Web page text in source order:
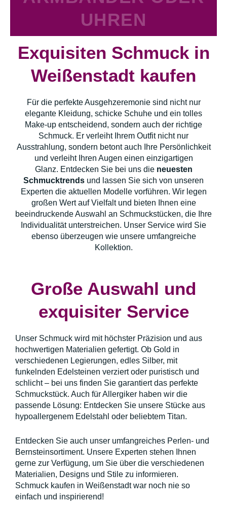
UHREN
Exquisiten Schmuck in
Weißenstadt kaufen
Für die perfekte Ausgehzeremonie sind nicht nur
elegante Kleidung, schicke Schuhe und ein tolles
Make-up entscheidend, sondern auch der richtige
Schmuck. Er verleiht Ihrem Outfit nicht nur
Ausstrahlung, sondern betont auch Ihre Persönlichkeit
und verleiht Ihren Augen einen einzigartigen
Glanz. Entdecken Sie bei uns die neuesten
Schmucktrends und lassen Sie sich von unseren
Experten die aktuellen Modelle vorführen. Wir legen
großen Wert auf Vielfalt und bieten Ihnen eine
beeindruckende Auswahl an Schmuckstücken, die Ihre
Individualität unterstreichen. Unser Service wird Sie
ebenso überzeugen wie unsere umfangreiche
Kollektion.
Große Auswahl und
exquisiter Service
Unser Schmuck wird mit höchster Präzision und aus
hochwertigen Materialien gefertigt. Ob Gold in
verschiedenen Legierungen, edles Silber, mit
funkelnden Edelsteinen verziert oder puristisch und
schlicht – bei uns finden Sie garantiert das perfekte
Schmuckstück. Auch für Allergiker haben wir die
passende Lösung: Entdecken Sie unsere Stücke aus
hypoallergenem Edelstahl oder beliebtem Titan.
Entdecken Sie auch unser umfangreiches Perlen- und
Bernsteinsortiment. Unsere Experten stehen Ihnen
gerne zur Verfügung, um Sie über die verschiedenen
Materialien, Designs und Stile zu informieren.
Schmuck kaufen in Weißenstadt war noch nie so
einfach und inspirierend!